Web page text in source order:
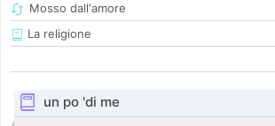
Mosso dall'amore
La religione
un po 'di me